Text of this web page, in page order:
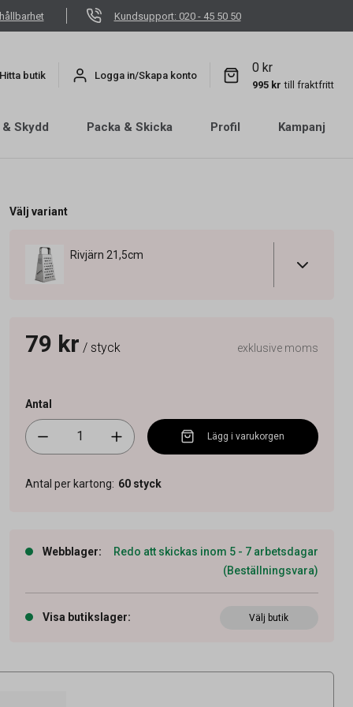
Kundsupport: 020 - 45 50 50
Hitta butik Logga in/Skapa konto
0 kr
995 kr till fraktfritt
Skydd Packa & Skicka Profil Kampanj
Välj variant
Rivjärn 21,5cm
79 kr / styck exklusive moms
Antal
Lägg i varukorgen
Antal per kartong: 60 styck
Webblager:
Redo att skickas inom 5 - 7 arbetsdagar
(Beställningsvara)
Visa butikslager: Välj butik